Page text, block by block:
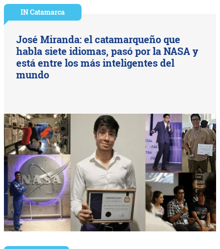
IN Catamarca
José Miranda: el catamarqueño que
habla siete idiomas, pasó por la NASA y
está entre los más inteligentes del
mundo